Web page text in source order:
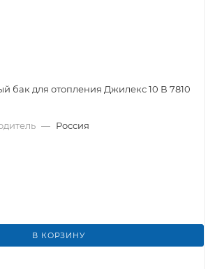
бак для отопления Джилекс 10 В 7810
— Россия
В КОРЗИНУ